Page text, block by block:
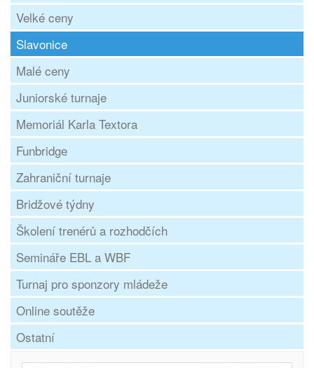
Velké ceny
Slavonice
Malé ceny
Juniorské turnaje
Memoriál Karla Textora
Funbridge
Zahraniční turnaje
Bridžové týdny
Školení trenérů a rozhodčích
Semináře EBL a WBF
Turnaj pro sponzory mládeže
Online soutěže
Ostatní